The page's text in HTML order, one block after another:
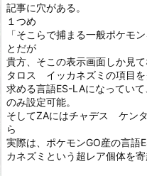
記事に穴がある。
１つめ
「そこらで捕まる一般ポケモ
とだが
貴方、そこの表示画面しか見
タロス イッカネズミの項目を
求める言語ES-LAになってい
のみ設定可能。
そしてZAにはチャデス ケン
ら
実際は、ポケモンGO産の言
カネズミという超レア個体を寄